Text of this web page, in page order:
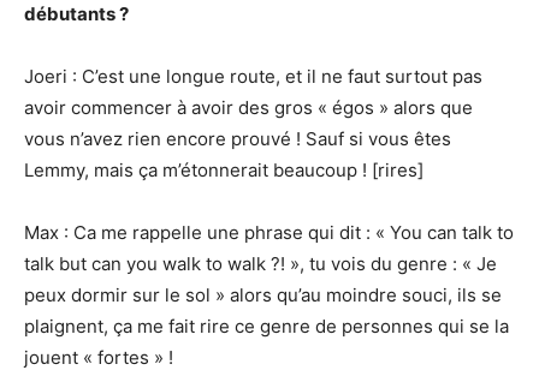
débutants ?
Joeri : C’est une longue route, et il ne faut surtout pas
avoir commencer à avoir des gros « égos » alors que
vous n’avez rien encore prouvé ! Sauf si vous êtes
Lemmy, mais ça m’étonnerait beaucoup ! [rires]
Max : Ca me rappelle une phrase qui dit : « You can talk to
talk but can you walk to walk ?! », tu vois du genre : « Je
peux dormir sur le sol » alors qu’au moindre souci, ils se
plaignent, ça me fait rire ce genre de personnes qui se la
jouent « fortes » !